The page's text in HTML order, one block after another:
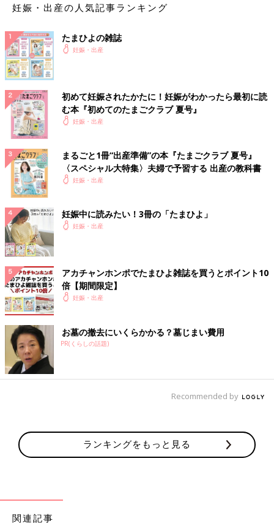
１つでも当てはまるものがあればすぐに歯科受診＆ケア方法を
妊娠したらなるべく早く歯科健診へ。妊婦の“歯科受
診基本のき”
【初期】体調がよいときに早めに受診を！
妊娠初期はつわりや体調不良などで、思うように外出ができない
す。体調がいいときやつわりが落ちついたら、早めに受診しまし
ょう。歯の磨き方などをチェックしてもらうと、日ごろのケアに
も生かせます。
【中期】体への負担も少ないのでなるべく早く受診を
妊娠16週〜27週ごろは、おなかもあまり大きくなく、体勢など
の負担も少ない時期。時間を見つけて早めに受診しましょう。口
腔内をチェックしてたとえ悪いところが見つかっても、この時期
からであれば、無理のない治療計画を立てられます。
【後期】治療中の姿勢がつらいときは伝えましょう
おなかが大きい後期は、治療中に姿勢がつらく感じることも。気
分が悪くなったら、遠慮せずすぐに伝えましょう。いすの角度や
治療時間の調整が可能です。ただ、症状によっては妊娠中に治療
が終わらないケースもあるので、気になることがあればすぐに受
ッシング方法
妊娠・出産の人気記事ランキング
たまひよの雑誌
妊娠・出産
初めて妊娠されたかたに！妊娠がわかったら最初に読
む本『初めてのたまごクラブ 夏号』
妊娠・出産
まるごと1冊“出産準備”の本『たまごクラブ 夏号』
〈スペシャル大特集〉夫婦で予習する 出産の教科書
妊娠・出産
妊娠中に読みたい！3冊の「たまひよ」
妊娠・出産
アカチャンホンポでたまひよ雑誌を買うとポイント10
倍【期間限定】
妊娠・出産
お墓の撤去にいくらかかる？墓じまい費用
PR(くらしの話題)
Recommended by
ランキングをもっと見る
関連記事